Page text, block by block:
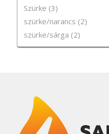
Szürke (3)
szürke/narancs (2)
szürke/sárga (2)